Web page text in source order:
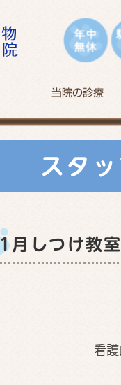
当院の診療
スタ
1月しつけ教
看護